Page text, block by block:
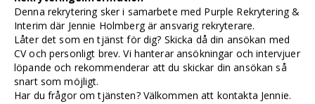
Denna rekrytering sker i samarbete med Purple Rekrytering &
Interim där Jennie Holmberg är ansvarig rekryterare.
Låter det som en tjänst för dig? Skicka då din ansökan med
CV och personligt brev. Vi hanterar ansökningar och intervjuer
löpande och rekommenderar att du skickar din ansökan så
snart som möjligt.
Har du frågor om tjänsten? Välkommen att kontakta Jennie.